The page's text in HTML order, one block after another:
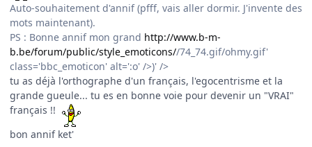
Auto-souhaitement d'annif (pfff, vais aller dormir. J'invente des
mots maintenant).
PS : Bonne annif mon grand http://www.b-m-
b.be/forum/public/style_emoticons//74_74.gif/ohmy.gif'
class='bbc_emoticon' alt=':o' />)' />
tu as déjà l'orthographe d'un français, l'egocentrisme et la
grande gueule... tu es en bonne voie pour devenir un "VRAI"
français !!
bon annif ket'